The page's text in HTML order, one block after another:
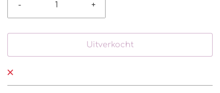
- +
Uitverkocht